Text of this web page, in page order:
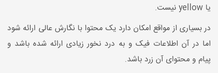
یا yellow نیست.
در بسیاری از مواقع امکان دارد یک محتوا با نگارش عالی ارائه شود
اما در آن اطلاعات فیک و به درد نخور زیادی ارائه شده باشد و
پیام و محتوای آن زرد باشد.